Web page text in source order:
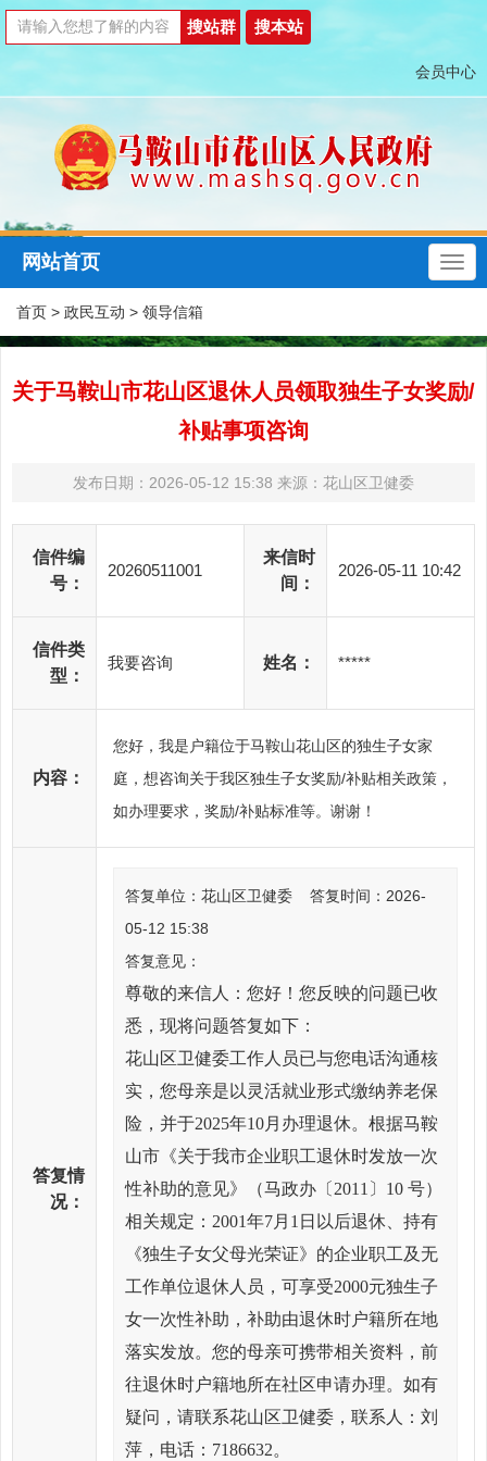
会员中心
网站首页
首页 > 政民互动 > 领导信箱
关于马鞍山市花山区退休人员领取独生子女奖励/
补贴事项咨询
发布日期：2026-05-12 15:38 来源：花山区卫健委
信件编
号：
20260511001
来信时
间：
2026-05-11 10:42
信件类
型：
我要咨询 姓名： *****
内容：
您好，我是户籍位于马鞍山花山区的独生子女家
庭，想咨询关于我区独生子女奖励/补贴相关政策，
如办理要求，奖励/补贴标准等。谢谢！
答复情
况：
答复单位：花山区卫健委
答复时间：2026-
05-12 15:38
答复意见：
尊敬的来信人：您好！您反映的问题已收
悉，现将问题答复如下：
花山区卫健委工作人员已与您电话沟通核
实，您母亲是以灵活就业形式缴纳养老保
险，并于2025年10月办理退休。根据马鞍
山市《关于我市企业职工退休时发放一次
性补助的意见》（马政办〔2011〕10 号）
相关规定：2001年7月1日以后退休、持有
《独生子女父母光荣证》的企业职工及无
工作单位退休人员，可享受2000元独生子
女一次性补助，补助由退休时户籍所在地
落实发放。您的母亲可携带相关资料，前
往退休时户籍地所在社区申请办理。如有
疑问，请联系花山区卫健委，联系人：刘
萍，电话：7186632。